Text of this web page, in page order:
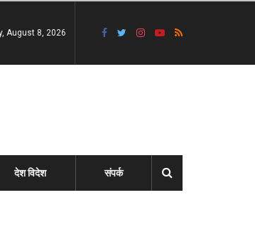
August 8, 2026
देश विदेश संपर्क